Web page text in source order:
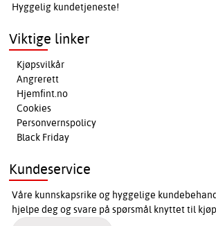
Hyggelig kundetjeneste!
Viktige linker
Kjøpsvilkår
Angrerett
Hjemfint.no
Cookies
Personvernspolicy
Black Friday
Kundeservice
Våre kunnskapsrike og hyggelige
hjelpe deg og svare på spørsmål knyttet til